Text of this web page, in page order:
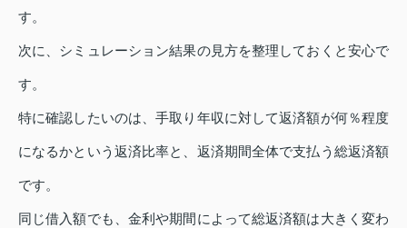
す。
次に、シミュレーション結果の見方を整理しておくと安心で
す。
特に確認したいのは、手取り年収に対して返済額が何％程度
になるかという返済比率と、返済期間全体で支払う総返済額
です。
同じ借入額でも、金利や期間によって総返済額は大きく変わ